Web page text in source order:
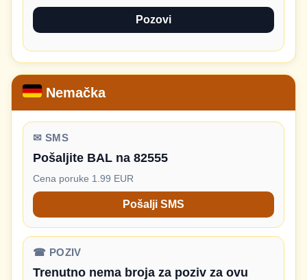
Pozovi
Nemačka
✉ SMS
Pošaljite BAL na 82555
Cena poruke 1.99 EUR
Pošalji SMS
☎ POZIV
Trenutno nema broja za poziv za ovu